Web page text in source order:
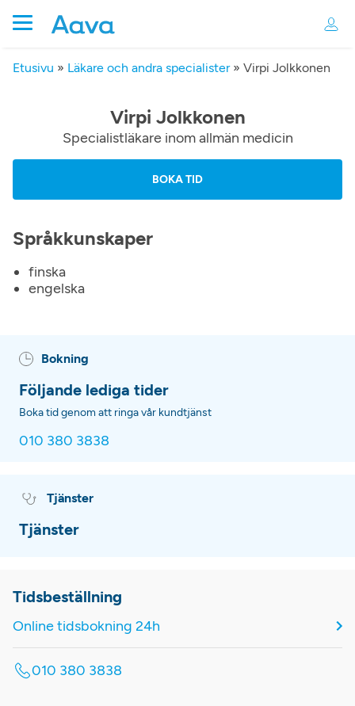
Etusivu » Läkare och andra specialister» Virpi Jolkkonen
Virpi Jolkkonen
Specialistläkare inom allmän medicin
BOKA TID
Språkkunskaper
finska
engelska
Bokning
Följande lediga tider
Boka tid genom att ringa vår kundtjänst
010 380 3838
Tjänster
Tjänster
Tidsbeställning
Online tidsbokning 24h
010 380 3838